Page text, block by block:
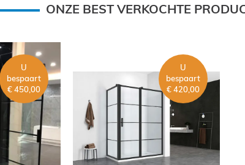
ONZE BEST VERKOCHTE
U
bespaart
€ 450,00
U
bespaart
€ 420,00